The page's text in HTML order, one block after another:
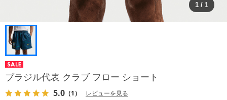
1 / 1
ブラジル代表 クラブ フロー ショート
5.0 （1） レビューを見る